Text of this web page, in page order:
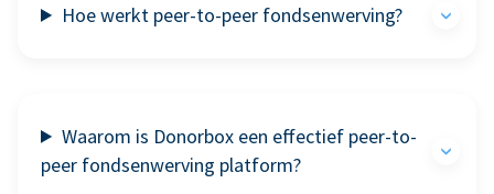
Hoe werkt peer-to-peer fondsenwerving?
Waarom is Donorbox een effectief peer-to-
peer fondsenwerving platform?